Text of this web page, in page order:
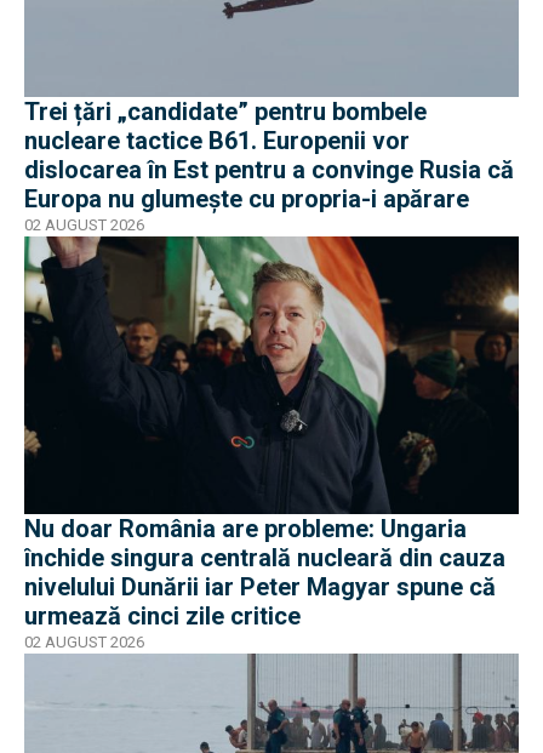
Trei țări „candidate” pentru bombele
nucleare tactice B61. Europenii vor
dislocarea în Est pentru a convinge Rusia că
Europa nu glumește cu propria-i apărare
02 AUGUST 2026
Nu doar România are probleme: Ungaria
închide singura centrală nucleară din cauza
nivelului Dunării iar Peter Magyar spune că
urmează cinci zile critice
02 AUGUST 2026